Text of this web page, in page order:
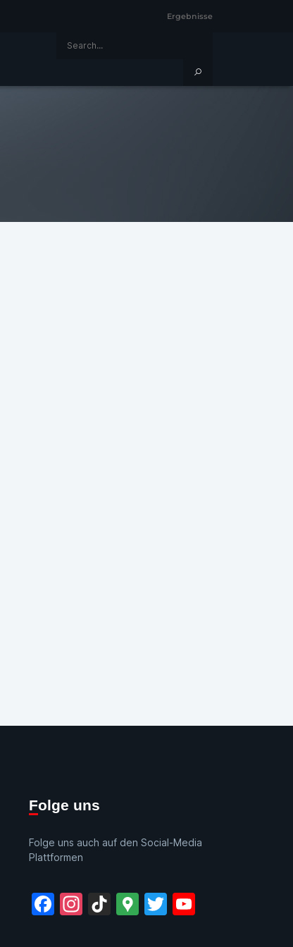
Ergebnisse
Folge uns
Folge uns auch auf den Social-Media
Plattformen
Facebook
Instagram
TikTok
GoogleTwitter